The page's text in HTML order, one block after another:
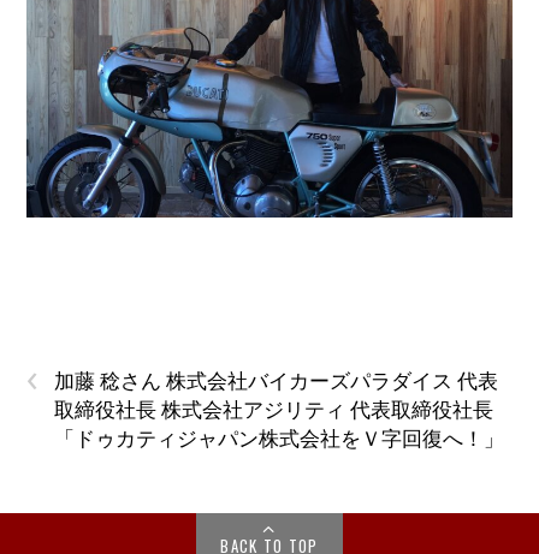
‹
加藤 稔さん 株式会社バイカーズパラダイス 代表
取締役社長 株式会社アジリティ 代表取締役社長
「ドゥカティジャパン株式会社をＶ字回復へ！」
BACK TO TOP